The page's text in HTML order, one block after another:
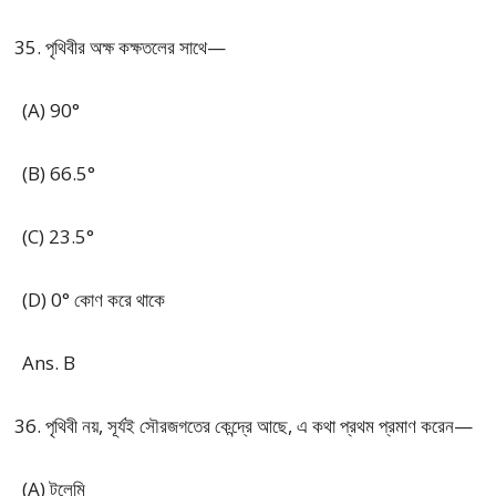
পৃথিবীর অক্ষ কক্ষতলের সাথে—
(A) 90°
(B) 66.5°
(C) 23.5°
(D) 0° কোণ করে থাকে
Ans. B
পৃথিবী নয়, সূর্যই সৌরজগতের কেন্দ্রে আছে, এ কথা প্রথম প্রমাণ করেন—
(A) টলেমি